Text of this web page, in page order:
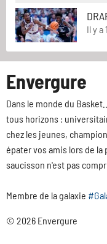
Il y a
Envergure
Dans le monde du
tous horizons :
chez les jeunes,
épater vos amis lors de
saucisson n'est pas
Membre de la galaxie
© 2026 Envergure